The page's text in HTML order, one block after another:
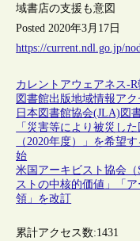
域書店の支援も意図
Posted 2020年3月17日
https://current.ndl.go.jp/
カレントアウェアネス-R
図書館出版地域情報アク
日本図書館協会(JLA)図
「災害等により被災し
（2020年度）」を希望
始
米国アーキビスト協会
ストの中核的価値」「
領」を改訂
累計アクセス数:1431